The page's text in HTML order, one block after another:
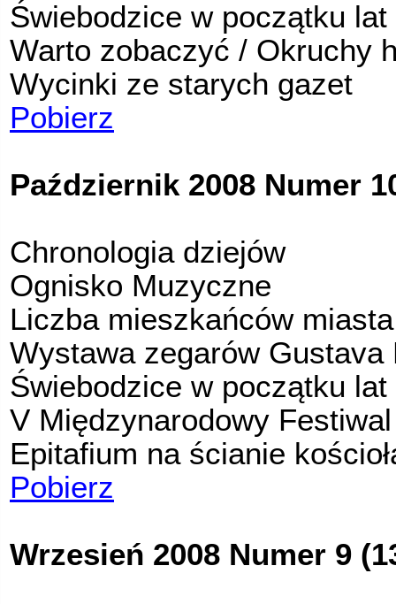
Świebodzice w początku
Warto zobaczyć / Okruchy
Wycinki ze starych gazet
Pobierz
Październik 2008 Numer
Chronologia dziejów
Ognisko Muzyczne
Liczba mieszkańców miasta
Wystawa zegarów Gustava
Świebodzice w początku
V Międzynarodowy
Epitafium na ścianie
Pobierz
Wrzesień 2008 Numer 9